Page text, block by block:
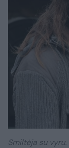
Smiltėja su vyru.